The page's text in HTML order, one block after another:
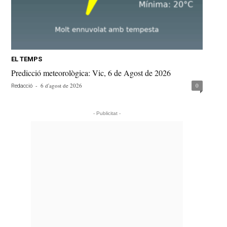
EL TEMPS
Predicció meteorològica: Vic, 6 de Agost de 2026
Redacció - 6 d'agost de 2026 0
- Publicitat -